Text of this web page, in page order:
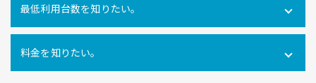
用ログをパソコン内に一時的に蓄積し、インターネットへ
の再接続時に遡ってパソコン利用ログを管理サーバにアッ
刻を行うことができます。
最低利用台数を知りたい。
10ライセンス以上からご利用いただけます。
料金を知りたい。